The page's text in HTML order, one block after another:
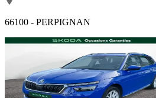
66100 - PERPIGNAN